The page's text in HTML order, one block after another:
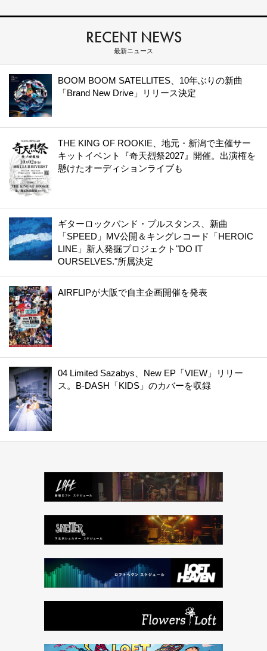
RECENT NEWS
最新ニュース
BOOM BOOM SATELLITES、10年ぶりの新曲
「Brand New Drive」リリース決定
THE KING OF ROOKIE、地元・新潟で主催サー
キットイベント『奇天烈祭2027』開催。出演権を
懸けたオーディションライブも
ギターロックバンド・プルスタンス、新曲
「SPEED」MV公開＆キングレコード「HEROIC
LINE」新人発掘プロジェクト"DO IT
OURSELVES."所属決定
AIRFLIPが大阪で自主企画開催を発表
04 Limited Sazabys、New EP「VIEW」リリー
ス。B-DASH「KIDS」のカバーを収録